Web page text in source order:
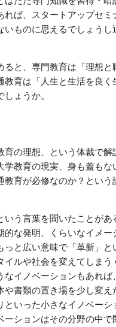
れば、スタートアップセミ
いものに思えるでしょうし
ると、専門教育は「理想と
教育は「人生と生活を良く
ょうか。
育の理想、という体裁で解
学教育の現実、身も蓋もな
教育が必修なのか？という
いう言葉を聞いたことがあ
的な発明、くらいなイメー
っと広い意味で「革新」と
イルや社会を変えてしまう
なイノベーションもあれば
や書類の置き場を少し変え
といった小さなイノベーシ
ーションはその分野の中で